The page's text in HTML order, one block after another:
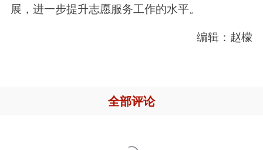
展，进一步提升志愿服务工作的水平。
编辑：赵檬
全部评论